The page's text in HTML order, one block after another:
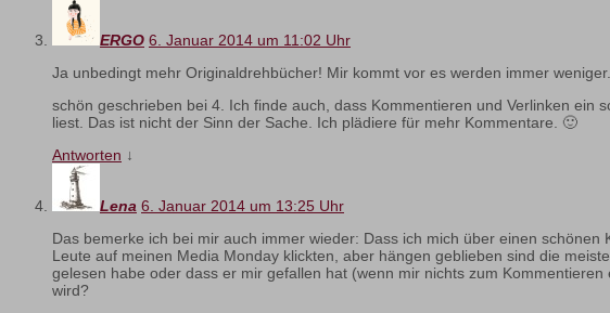
ERGO 6. Januar 2014 um 11:02 Uhr
Ja unbedingt mehr Originaldrehbücher! Mir kommt vor es werden immer
schön geschrieben bei 4. Ich finde auch, dass Kommentieren und Verlinken ein
liest. Das ist nicht der Sinn der Sache. Ich plädiere für mehr Kommentare. 🙂
Antworten ↓
Lena 6. Januar 2014 um 13:25 Uhr
Das bemerke ich bei mir auch immer wieder: Dass ich mich über einen
Leute auf meinen Media Monday klickten, aber hängen geblieben sind die
gelesen habe oder dass er mir gefallen hat (wenn mir nichts zum
wird?